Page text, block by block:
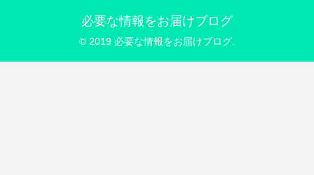
必要な情報をお届けブログ
© 2019 必要な情報をお届けブログ.